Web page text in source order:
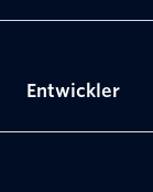
Entwickler